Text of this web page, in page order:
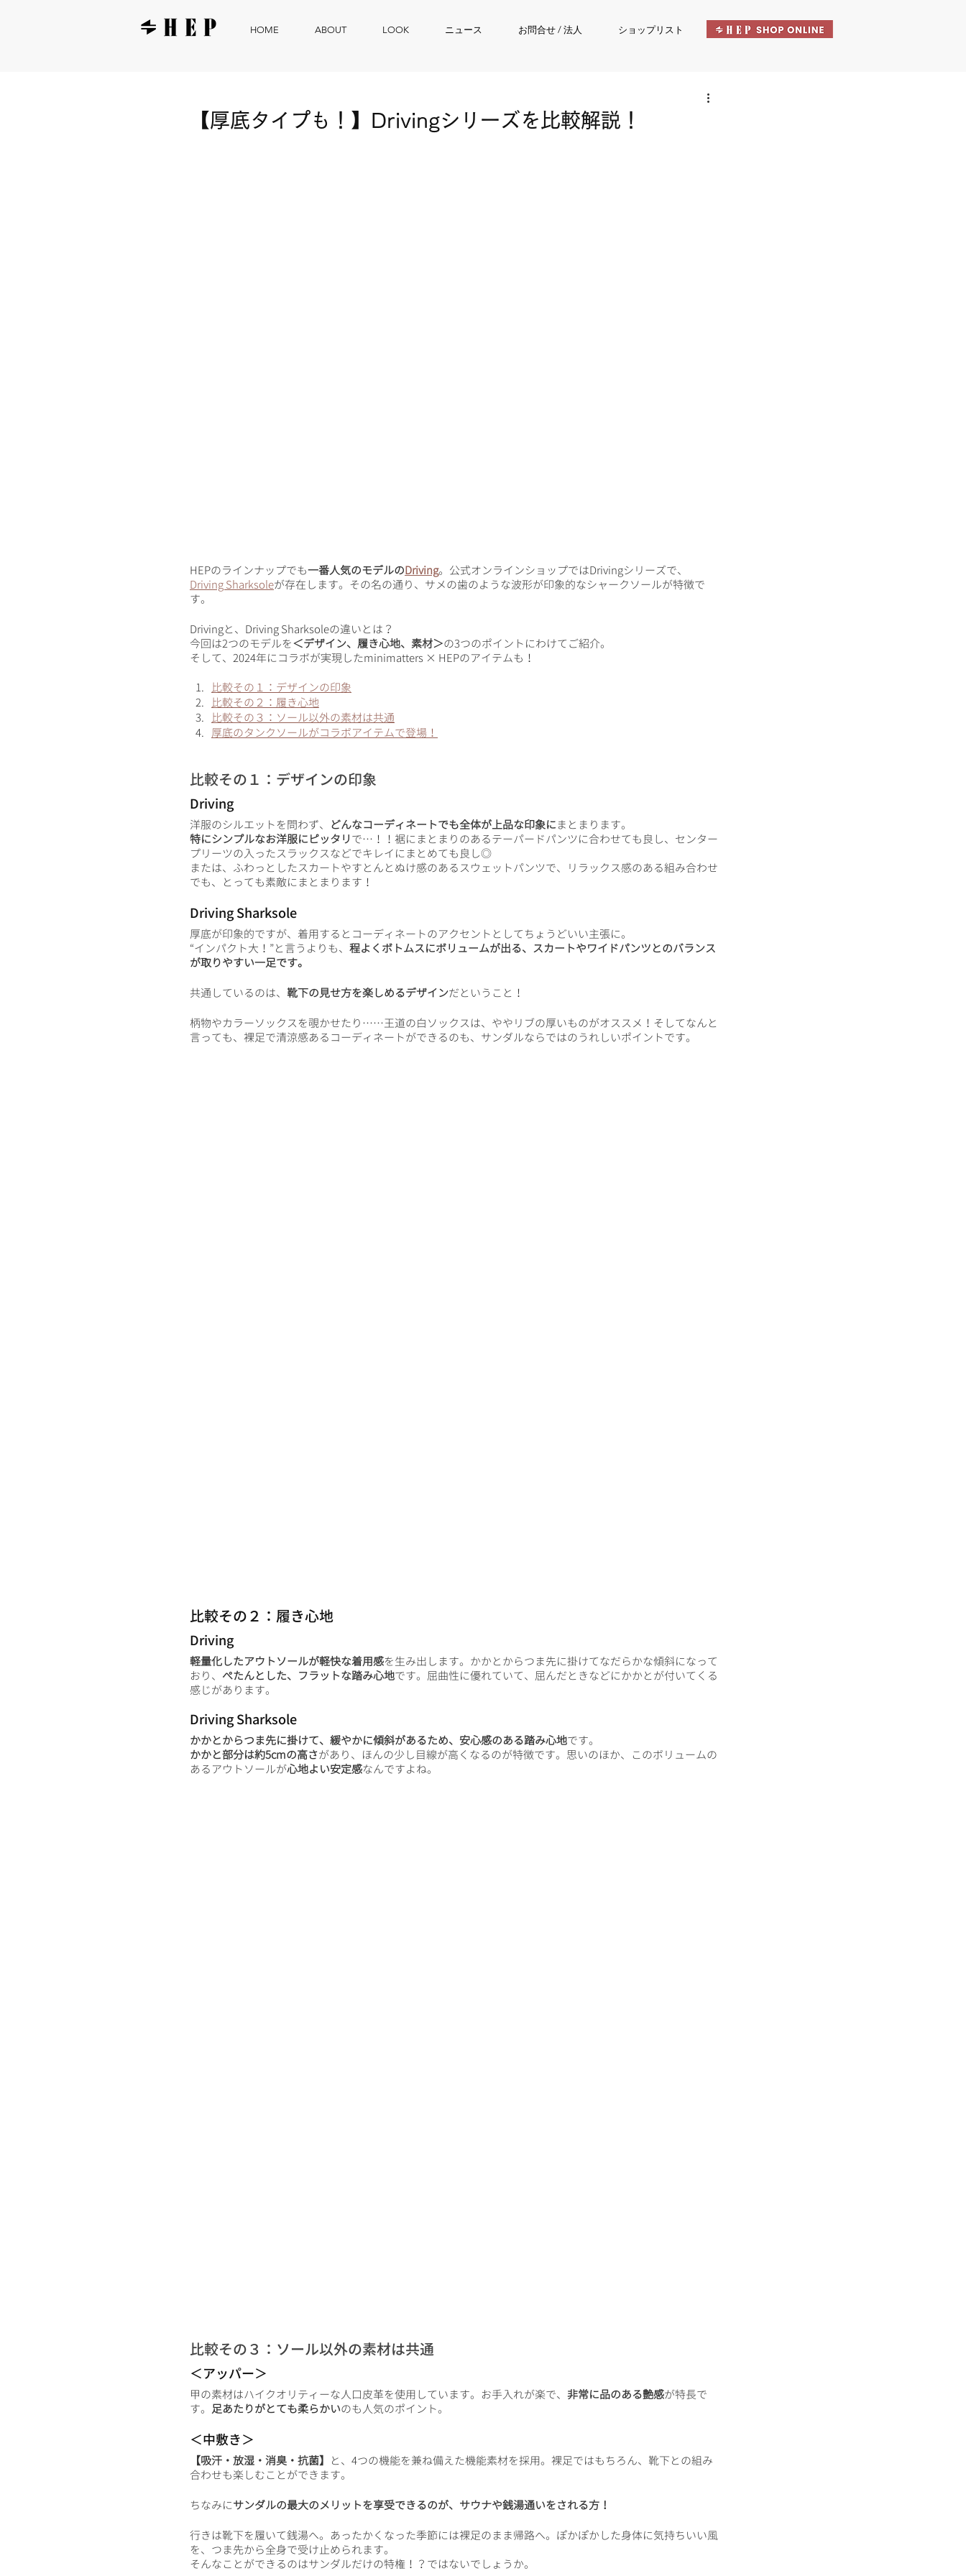
HOME ABOUT LOOK ニュース お問合せ / 法人 ショップリスト
【厚底タイプも！】Drivingシリーズを比較解説！
HEPのラインナップでも一番人気のモデルのDriving。公式オンラインショップではDrivingシリーズで、
Driving Sharksoleが存在します。その名の通り、サメの歯のような波形が印象的なシャークソールが特徴で
す。
Drivingと、Driving Sharksoleの違いとは？
今回は2つのモデルを＜デザイン、履き心地、素材＞の3つのポイントにわけてご紹介。
そして、2024年にコラボが実現したminimatters × HEPのアイテムも！
比較その１：デザインの印象
比較その２：履き心地
比較その３：ソール以外の素材は共通
厚底のタンクソールがコラボアイテムで登場！
比較その１：デザインの印象
Driving
洋服のシルエットを問わず、 どんなコーディネートでも全体が上品な印象にまとまります。
特にシンプルなお洋服にピッタリで…！！裾にまとまりのあるテーパードパンツに合わせても良し、センター
プリーツの入ったスラックスなどでキレイにまとめても良し◎
または、ふわっとしたスカートやすとんとぬけ感のあるスウェットパンツで、リラックス感のある組み合わせ
でも、とっても素敵にまとまります！
Driving Sharksole
厚底が印象的ですが、着用するとコーディネートのアクセントとしてちょうどいい主張に。
“インパクト大！”と言うよりも、 程よくボトムスにボリュームが出る、スカートやワイドパンツとのバランス
が取りやすい一足です。
共通しているのは、 靴下の見せ方を楽しめるデザインだということ！
柄物やカラーソックスを覗かせたり……王道の白ソックスは、ややリブの厚いものがオススメ！そしてなんと
言っても、裸足で清涼感あるコーディネートができるのも、サンダルならではのうれしいポイントです。
比較その２：履き心地
Driving
軽量化したアウトソールが軽快な着用感を生み出します。かかとからつま先に掛けてなだらかな傾斜になって
おり、 ぺたんとした、フラットな踏み心地です。屈曲性に優れていて、屈んだときなどにかかとが付いてくる
感じがあります。
Driving Sharksole
かかとからつま先に掛けて、緩やかに傾斜があるため、安心感のある踏み心地です。
かかと部分は約5cmの高さがあり、ほんの少し目線が高くなるのが特徴です。思いのほか、このボリュームの
あるアウトソールが心地よい安定感なんですよね。
比較その３：ソール以外の素材は共通
＜アッパー＞
甲の素材はハイクオリティーな人口皮革を使用しています。お手入れが楽で、 非常に品のある艶感が特長で
す。 足あたりがとても柔らかいのも人気のポイント。
＜中敷き＞
【吸汗・放湿・消臭・抗菌】
と、4つの機能を兼ね備えた機能素材を採用。裸足ではもちろん、靴下との組み
合わせも楽しむことができます。
ちなみにサンダルの最大のメリットを享受できるのが、サウナや銭湯通いをされる方！
行きは靴下を履いて銭湯へ。あったかくなった季節には裸足のまま帰路へ。ぽかぽかした身体に気持ちいい風
を、つま先から全身で受け止められます。
そんなことができるのはサンダルだけの特権！？ではないでしょうか。